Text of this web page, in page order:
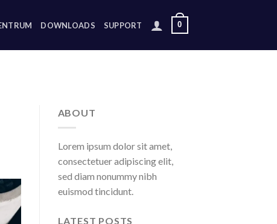
DOWNLOADS SUPPORT 0
ABOUT
Lorem ipsum dolor sit amet,
consectetuer adipiscing elit,
sed diam nonummy nibh
euismod tincidunt.
LATEST POSTS